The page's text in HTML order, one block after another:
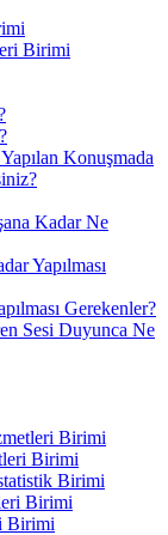
Birimi
Konuşmada
Kadar Ne
Yapılması
Gerekenler?
Sesi Duyunca Ne
Birimi
Birimi
Birimi
Birimi
Birimi